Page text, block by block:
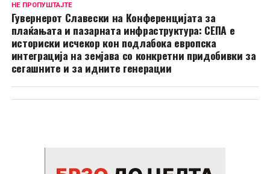
НЕ ПРОПУШТАЈТЕ
Гувернерот Славески на Конференцијата за
плаќањата и пазарната инфраструктура: СЕПА е
историски исчекор кон подлабока европска
интеграција на земјава со конкретни придобивки за
сегашните и за идните генерации